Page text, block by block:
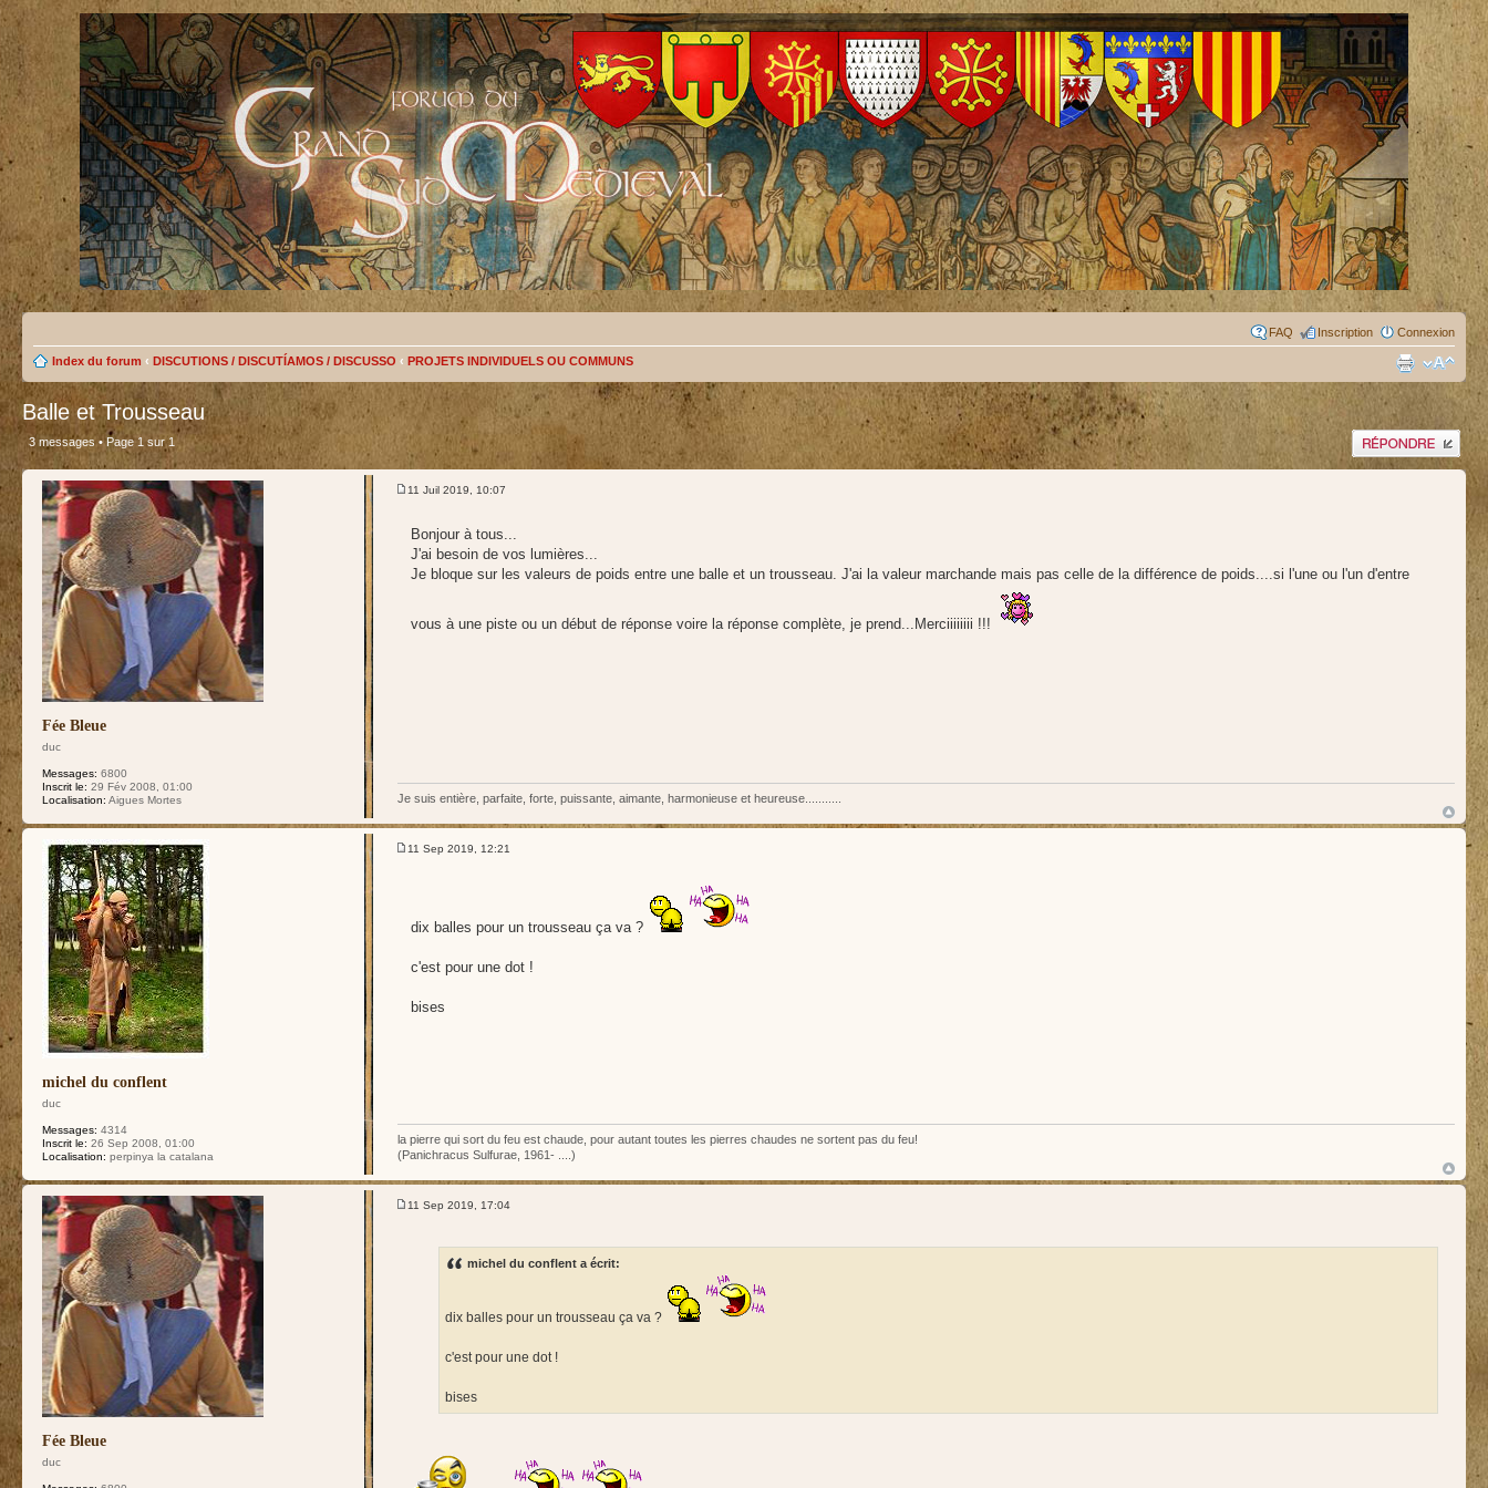
FAQ Inscription Connexion
Index du forum ‹ DISCUTIONS / DISCUTÍAMOS / DISCUSSO ‹ PROJETS INDIVIDUELS OU COMMUNS
Balle et Trousseau
Publier une réponse
3 messages • Page 1 sur 1
Fée Bleue
duc
Messages: 6800
Inscrit le: 29 Fév 2008, 01:00
Localisation: Aigues Mortes
11 Juil 2019, 10:07
Bonjour à tous...
J'ai besoin de vos lumières...
Je bloque sur les valeurs de poids entre une balle et un trousseau. J'ai la valeur marchande mais pas celle de la différence de poids....si l'une ou l'un d'entre
vous à une piste ou un début de réponse voire la réponse complète, je prend...Merciiiiiiii !!!
Je suis entière, parfaite, forte, puissante, aimante, harmonieuse et heureuse...........
michel du conflent
duc
Messages: 4314
Inscrit le: 26 Sep 2008, 01:00
Localisation: perpinya la catalana
11 Sep 2019, 12:21
dix balles pour un trousseau ça va ?
c'est pour une dot !
bises
la pierre qui sort du feu est chaude, pour autant toutes les pierres chaudes ne sortent pas du feu!
(Panichracus Sulfurae, 1961- ....)
Fée Bleue
duc
11 Sep 2019, 17:04
michel du conflent a écrit:
dix balles pour un trousseau ça va ?
c'est pour une dot !
bises